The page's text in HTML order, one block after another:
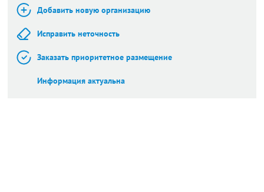
Добавить новую организацию
Исправить неточность
Заказать приоритетное размещение
Информация актуальна